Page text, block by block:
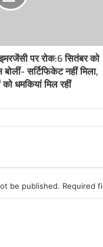
पर रोक:6 सितंबर को
सर्टिफिकेट नहीं मिला,
धमकियां मिल रहीं
be published. Required